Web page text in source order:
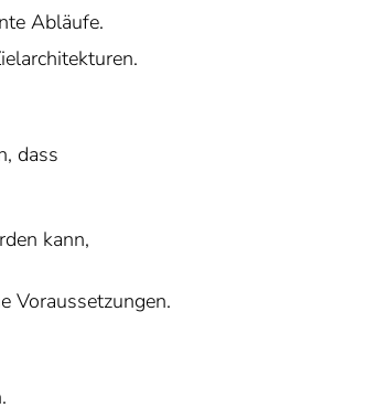
Abläufe.
dass
kann,
Voraussetzungen.